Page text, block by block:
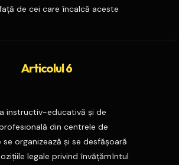
de cei care încalcă aceste
Articolul 6
instructiv-educativă şi de
din centrele de
se organizează şi se desfăşoară
legale privind învăţămîntul